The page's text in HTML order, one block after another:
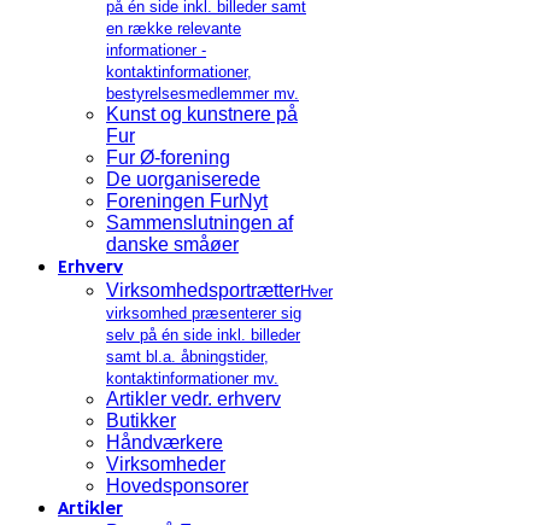
på én side inkl. billeder samt
en række relevante
informationer -
kontaktinformationer,
bestyrelsesmedlemmer mv.
Kunst og kunstnere på
Fur
Fur Ø-forening
De uorganiserede
Foreningen FurNyt
Sammenslutningen af
danske småøer
Erhverv
VirksomhedsportrætterHver
virksomhed præsenterer sig
selv på én side inkl. billeder
samt bl.a. åbningstider,
kontaktinformationer mv.
Artikler vedr. erhverv
Butikker
Håndværkere
Virksomheder
Hovedsponsorer
Artikler